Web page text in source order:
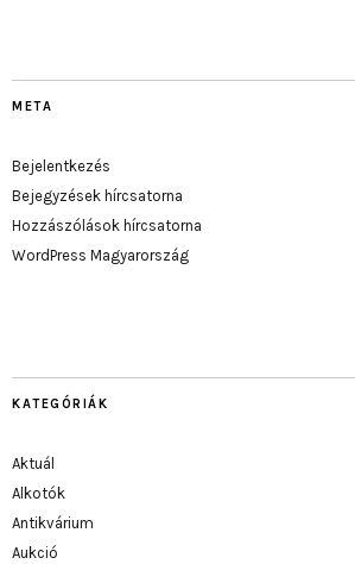
META
Bejelentkezés
Bejegyzések hírcsatorna
Hozzászólások hírcsatorna
WordPress Magyarország
KATEGÓRIÁK
Aktuál
Alkotók
Antikvárium
Aukció